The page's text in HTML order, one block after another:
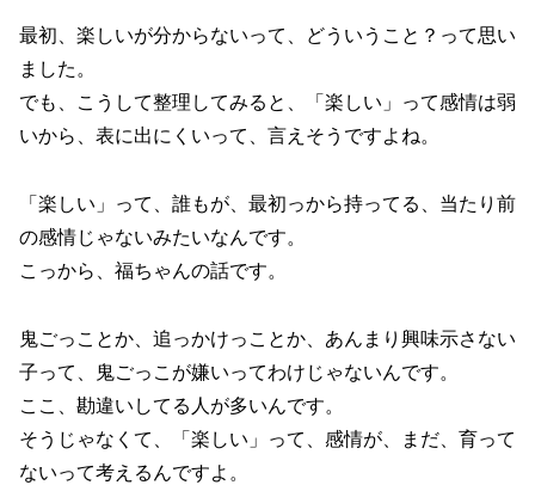
最初、楽しいが分からないって、どういうこと？って思い
ました。
でも、こうして整理してみると、「楽しい」って感情は弱
いから、表に出にくいって、言えそうですよね。
「楽しい」って、誰もが、最初っから持ってる、当たり前
の感情じゃないみたいなんです。
こっから、福ちゃんの話です。
鬼ごっことか、追っかけっことか、あんまり興味示さない
子って、鬼ごっこが嫌いってわけじゃないんです。
ここ、勘違いしてる人が多いんです。
そうじゃなくて、「楽しい」って、感情が、まだ、育って
ないって考えるんですよ。